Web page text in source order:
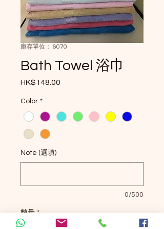
庫存單位： 6070
Bath Towel 浴巾
HK$148.00
Color *
Note (選填)
0/500
數量 *